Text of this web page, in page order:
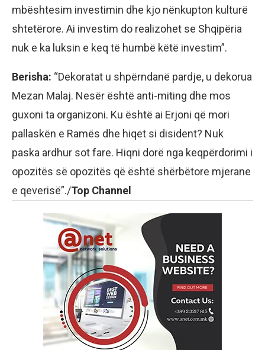
mbështesim investimin dhe kjo nënkupton kulturë
shtetërore. Ai investim do realizohet se Shqipëria
nuk e ka luksin e keq të humbë këtë investim”.
Berisha: “Dekoratat u shpërndanë pardje, u dekorua
Mezan Malaj. Nesër është anti-miting dhe mos
guxoni ta organizoni. Ku është ai Erjoni që mori
pallaskën e Ramës dhe hiqet si disident? Nuk
paska ardhur sot fare. Hiqni dorë nga keqpërdorimi i
opozitës së opozitës që është shërbëtore mjerane
e qeverisë”./Top Channel